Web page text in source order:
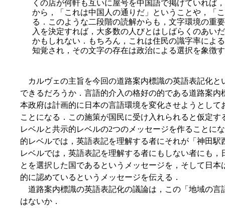
くの店が何軒も互いに屋号を中国語で掲げていれば
から，「これは中国人の通りだ」ということや，「
る．このような二段階の読解からも，文字環境の重
入を決定すれば，大多数の人びとはしばらくのあい
かもしれない．もちろん，これは住民の識字率によ
知覚され，その文字の存在は政治による選択を象徴
カルヴェの主旨を今回の道路案内標識の英語表記化と
できるだろうか．言語的介入の格好の的である道路案
本政府は計画的に日本の言語環境を変化させようとし
ことになる．この施策が国民に受け入れられると仮定
レベルと共示的レベルの2つのメッセージを作ることに
的レベルでは，英語表記を理解する者にそれが「神田
レベルでは，英語表記を理解する者にもしない者にも
とを選択した国であるというメッセージを，そして日
的に認めているというメッセージを伝える．
道路案内標識の英語表記化の議論は，この「地域の言
はないか．